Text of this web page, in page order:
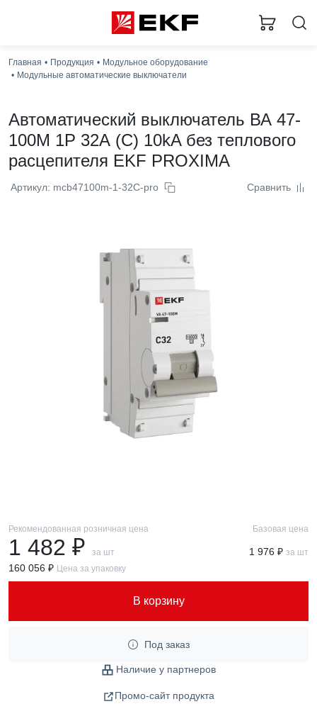
Главная Продукция
Модульное оборудование
Модульные автоматические выключатели
Автоматический выключатель ВА 47-
100M 1P 32А (C) 10kA без теплового
расцепителя EKF PROXIMA
Артикул: mcb47100m-1-32C-pro Сравнить
Рекомендованная розничная цена
1 482 ₽ за шт
Базовая цена
1 976 ₽ за шт
160 056 ₽ Цена за упаковку
В корзину
Под заказ
Наличие у партнеров
Промо-сайт продукта